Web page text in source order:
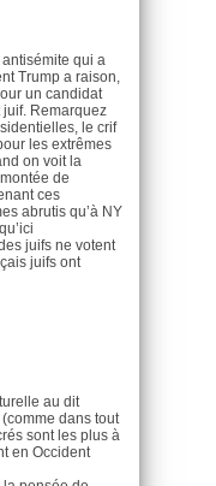
antisémite qui a
Trump a raison,
un candidat
Remarquez
le crif
les extrêmes
on voit la
de
ces
abrutis qu’à NY
juifs ne votent
juifs ont
au dit
dans tout
sont les plus à
en Occident